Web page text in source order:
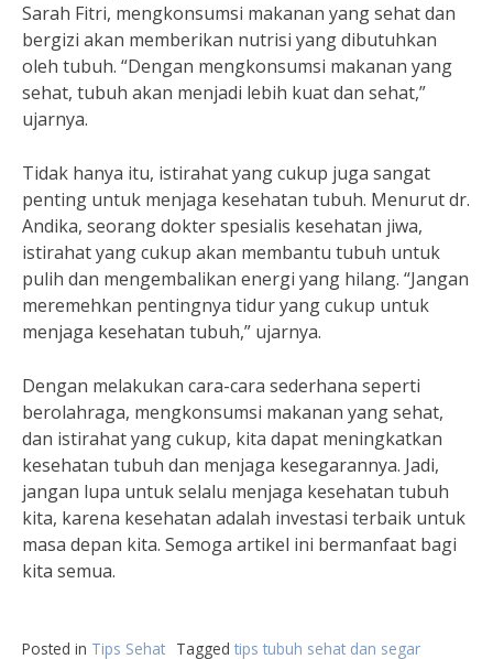
Sarah Fitri, mengkonsumsi makanan yang sehat dan
bergizi akan memberikan nutrisi yang dibutuhkan
oleh tubuh. “Dengan mengkonsumsi makanan yang
sehat, tubuh akan menjadi lebih kuat dan sehat,”
ujarnya.
Tidak hanya itu, istirahat yang cukup juga sangat
penting untuk menjaga kesehatan tubuh. Menurut dr.
Andika, seorang dokter spesialis kesehatan jiwa,
istirahat yang cukup akan membantu tubuh untuk
pulih dan mengembalikan energi yang hilang. “Jangan
meremehkan pentingnya tidur yang cukup untuk
menjaga kesehatan tubuh,” ujarnya.
Dengan melakukan cara-cara sederhana seperti
berolahraga, mengkonsumsi makanan yang sehat,
dan istirahat yang cukup, kita dapat meningkatkan
kesehatan tubuh dan menjaga kesegarannya. Jadi,
jangan lupa untuk selalu menjaga kesehatan tubuh
kita, karena kesehatan adalah investasi terbaik untuk
masa depan kita. Semoga artikel ini bermanfaat bagi
kita semua.
Posted in Tips Sehat Tagged tips tubuh sehat dan segar